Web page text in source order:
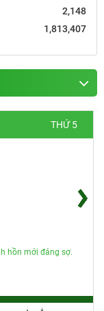
2,148
1,813,407
THỨ 5
hồn mới đáng sợ.